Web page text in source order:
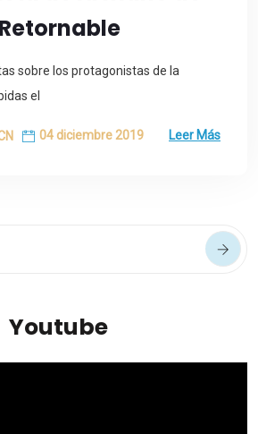
sobre los protagonistas de la
el
04 diciembre 2019 Leer Más
Youtube